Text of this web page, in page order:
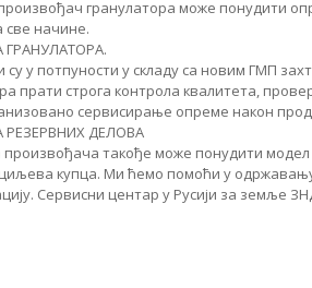
гранулатора може понудити
све начине.
ГРАНУЛАТОРА.
су у потпуности у складу са новим ГМП
прати строга контрола квалитета,
сервисирање опреме након
РЕЗЕРВНИХ ДЕЛОВА
произвођача такође може понудити
купца. Ми ћемо помоћи у
Сервисни центар у Русији за земље